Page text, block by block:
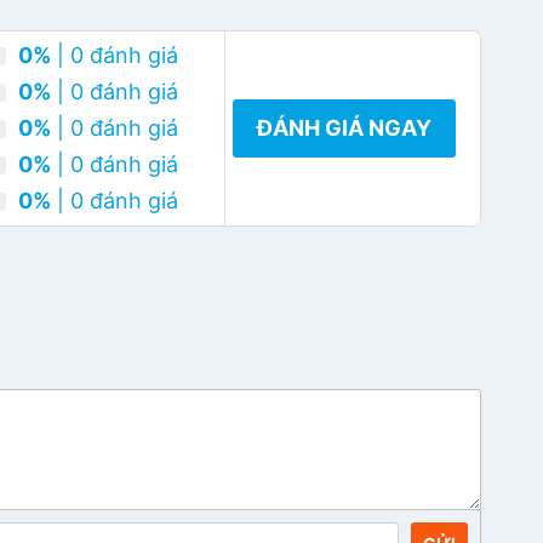
0% | 0 đánh giá
0% | 0 đánh giá
0% | 0 đánh giá
0% | 0 đánh giá
0% | 0 đánh giá
ĐÁNH GIÁ NGAY